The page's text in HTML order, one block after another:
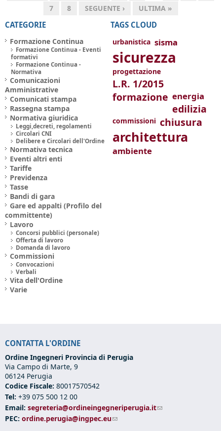
7
8 SEGUENTE › ULTIMA »
CATEGORIE
Formazione Continua
Formazione Continua - Eventi
formativi
Formazione Continua -
Normativa
Comunicazioni
Amministrative
Comunicati stampa
Rassegna stampa
Normativa giuridica
Leggi,decreti, regolamenti
Circolari CNI
Delibere e Circolari dell'Ordine
Normativa tecnica
Eventi altri enti
Tariffe
Previdenza
Tasse
Bandi di gara
Gare ed appalti (Profilo del
committente)
Lavoro
Concorsi pubblici (personale)
Offerta di lavoro
Domanda di lavoro
Commissioni
Convocazioni
Verbali
Vita dell'Ordine
Varie
TAGS CLOUD
urbanistica sisma
sicurezza
progettazione
L.R. 1/2015
formazione energia
edilizia
commissioni chiusura
architettura
ambiente
CONTATTA L'ORDINE
Ordine Ingegneri Provincia di Perugia
Via Campo di Marte, 9
06124 Perugia
Codice Fiscale: 80017570542
Tel: +39 075 500 12 00
Email: segreteria@ordineingegneriperugia.it(link sends e-mail)
PEC: ordine.perugia@ingpec.eu(link sends e-mail)